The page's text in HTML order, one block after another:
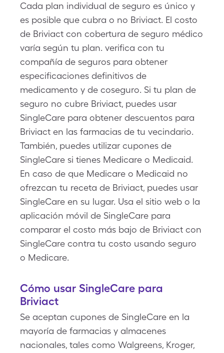
Cada plan individual de seguro es único y
es posible que cubra o no Briviact. El costo
de Briviact con cobertura de seguro médico
varía según tu plan. verifica con tu
compañía de seguros para obtener
especificaciones definitivos de
medicamento y de coseguro. Si tu plan de
seguro no cubre Briviact, puedes usar
SingleCare para obtener descuentos para
Briviact en las farmacias de tu vecindario.
También, puedes utilizar cupones de
SingleCare si tienes Medicare o Medicaid.
En caso de que Medicare o Medicaid no
ofrezcan tu receta de Briviact, puedes usar
SingleCare en su lugar. Usa el sitio web o la
aplicación móvil de SingleCare para
comparar el costo más bajo de Briviact con
SingleCare contra tu costo usando seguro
o Medicare.
Cómo usar SingleCare para
Briviact
Se aceptan cupones de SingleCare en la
mayoría de farmacias y almacenes
nacionales, tales como Walgreens, Kroger,